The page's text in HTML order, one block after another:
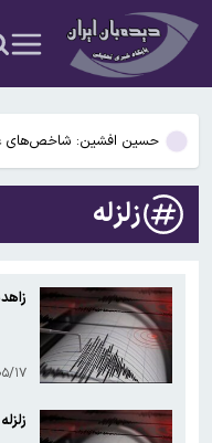
بزرگترین هتل ایران در شهر
۴ ماه دیگر به بهره برداری می رسد
جزئیات جدید از قتل یک
رسانه ها
حسین افشین: شاخص‌های
قیمت ملک در دور باطل؛
گزینه ترامپ به عنوان
بزرگترین هتل ایران در شهر
۴ ماه دیگر به بهره برداری می رسد
جزئیات جدید از قتل یک
رسانه ها
زلزله
زلزله ۳.۸ ریشتری بویین‌زهرا را لرزاند